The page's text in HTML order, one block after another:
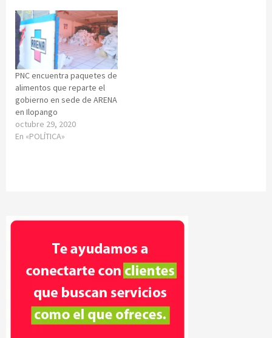
PNC encuentra paquetes de
alimentos que reparte el
gobierno en sede de ARENA
en Ilopango
octubre 29, 2020
En «POLÍTICA»